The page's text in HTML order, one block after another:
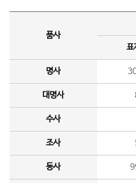
품사
표
명사
대명사
수사
조사
동사